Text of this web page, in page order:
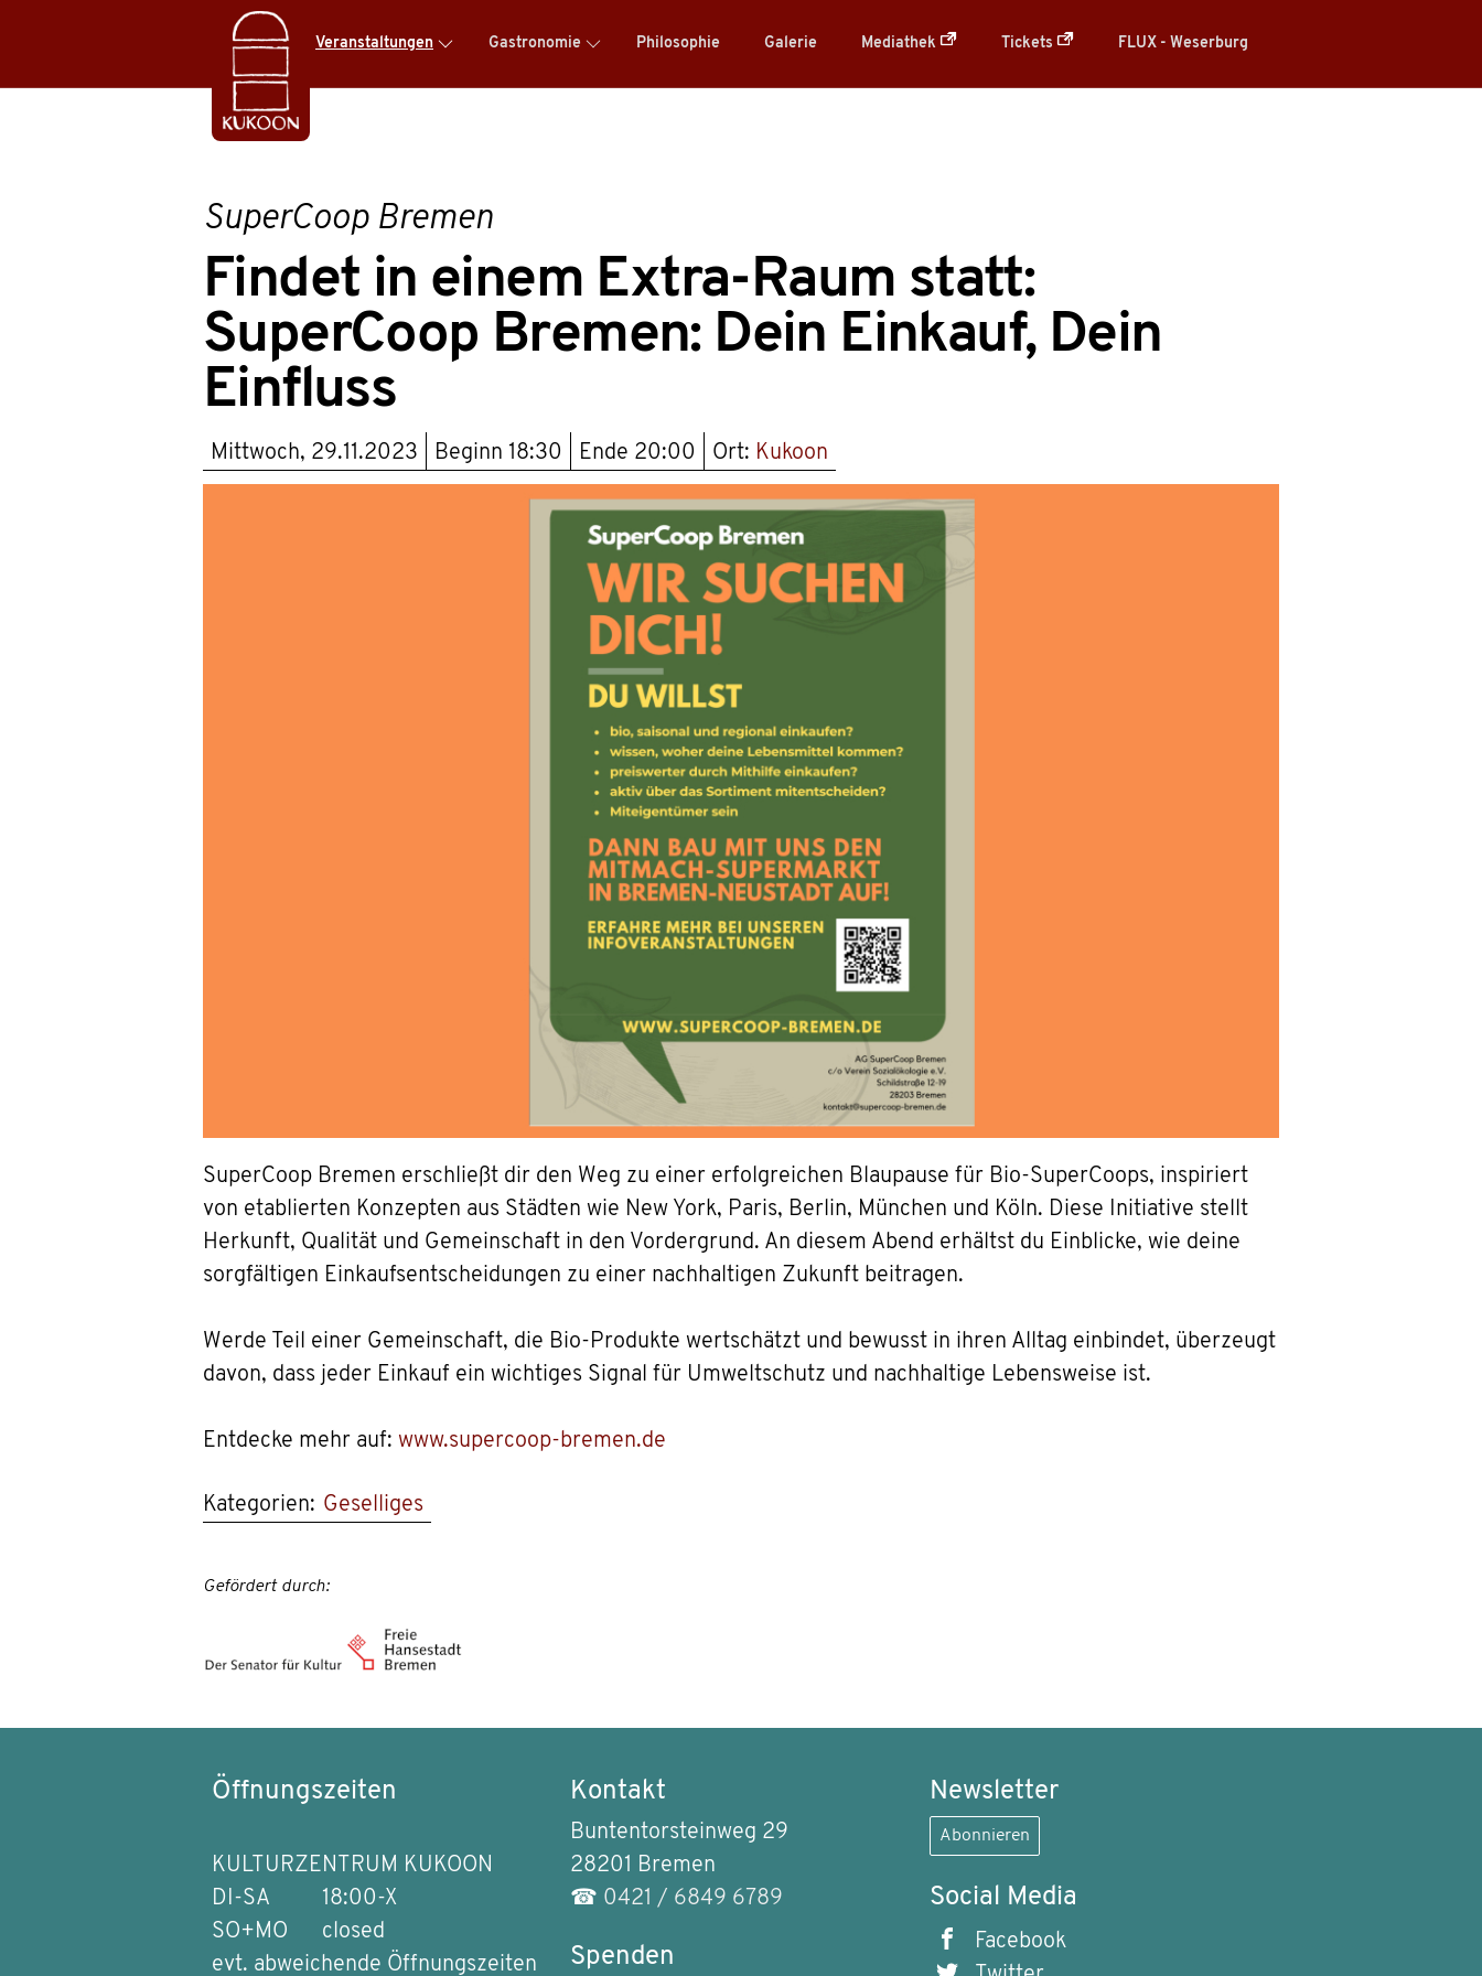
Veranstaltungen Gastronomie Philosophie Galerie Mediathek Tickets FLUX - Weserburg
SuperCoop Bremen
Findet in einem Extra-Raum statt:
SuperCoop Bremen: Dein Einkauf, Dein
Einfluss
Mittwoch, 29.11.2023 Beginn 18:30 Ende 20:00 Ort: Kukoon
SuperCoop Bremen erschließt dir den Weg zu einer erfolgreichen Blaupause für Bio-SuperCoops, inspiriert
von etablierten Konzepten aus Städten wie New York, Paris, Berlin, München und Köln. Diese Initiative stellt
Herkunft, Qualität und Gemeinschaft in den Vordergrund. An diesem Abend erhältst du Einblicke, wie deine
sorgfältigen Einkaufsentscheidungen zu einer nachhaltigen Zukunft beitragen.
Werde Teil einer Gemeinschaft, die Bio-Produkte wertschätzt und bewusst in ihren Alltag einbindet, überzeugt
davon, dass jeder Einkauf ein wichtiges Signal für Umweltschutz und nachhaltige Lebensweise ist.
Entdecke mehr auf: www.supercoop-bremen.de
Kategorien: Geselliges
Gefördert durch:
Öffnungszeiten
KULTURZENTRUM KUKOON
DI-SA
18:00-X
SO+MO
closed
evt. abweichende Öffnungszeiten
Kontakt
Buntentorsteinweg 29
28201 Bremen
☎ 0421 / 6849 6789
Spenden
Newsletter
Abonnieren
Social Media
Facebook